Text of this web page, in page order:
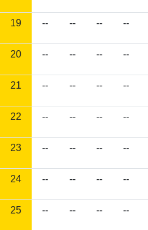
19 -- -- -- --
20 -- -- -- --
21 -- -- -- --
22 -- -- -- --
23 -- -- -- --
24 -- -- -- --
25 -- -- -- --